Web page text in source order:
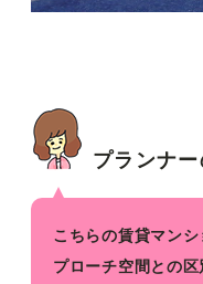
プランナー
こちらの賃貸マン
プローチ空間との